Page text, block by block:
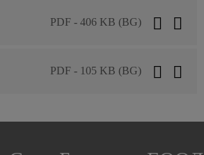
PDF - 406 KB (BG)
PDF - 105 KB (BG)